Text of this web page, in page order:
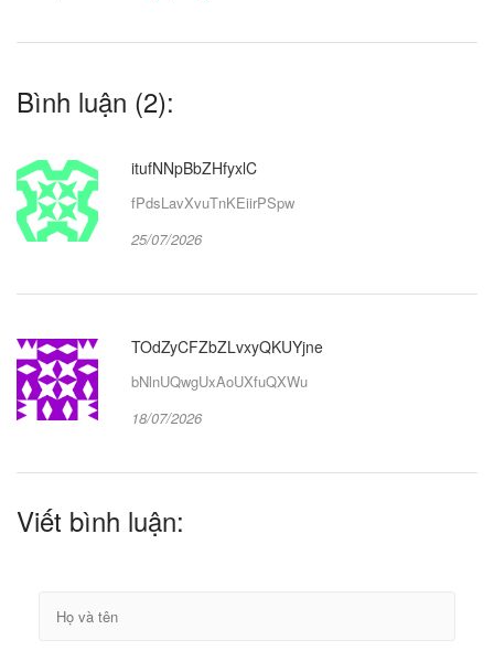
Bình luận (2):
itufNNpBbZHfyxlC
fPdsLavXvuTnKEiirPSpw
25/07/2026
TOdZyCFZbZLvxyQKUYjne
bNlnUQwgUxAoUXfuQXWu
18/07/2026
Viết bình luận: